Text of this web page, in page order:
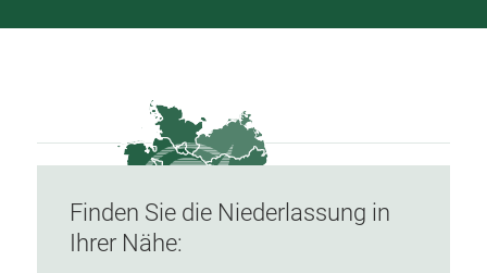
Finden Sie die Niederlassung in
Ihrer Nähe: